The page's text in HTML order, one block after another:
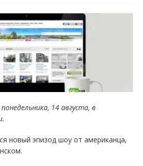
14 августа, в
новый эпизод шоу от американца,